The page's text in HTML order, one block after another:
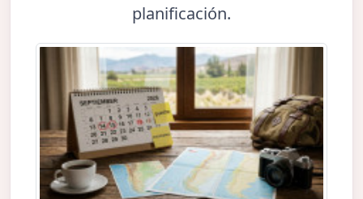
planificación.